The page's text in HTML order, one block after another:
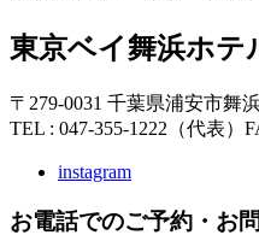
東京ベイ舞浜ホテ
〒279-0031 千葉県浦安市舞
TEL : 047-355-1222（代表）
instagram
お電話でのご予約・お